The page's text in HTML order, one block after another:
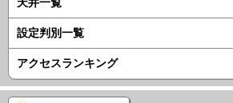
天井一覧
設定判別一覧
アクセスランキング